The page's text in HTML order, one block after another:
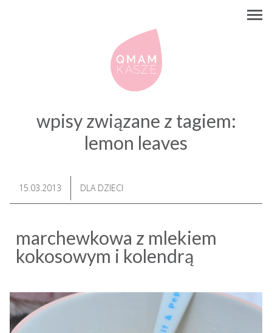
wpisy związane z tagiem:
lemon leaves
15.03.2013 DLA DZIECI
marchewkowa z mlekiem
kokosowym i kolendrą